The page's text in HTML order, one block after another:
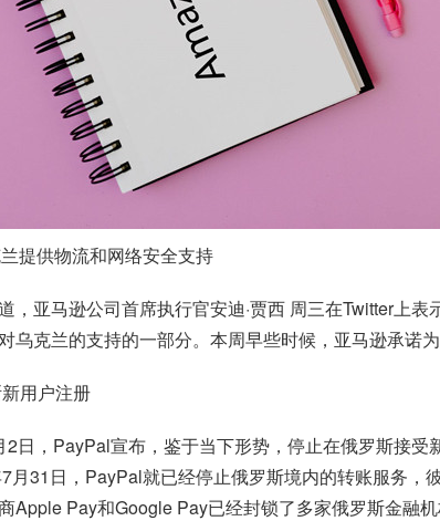
提供物流和网络安全支持
，亚马逊公司首席执行官安迪·贾西 周三在Twitter上
乌克兰的支持的一部分。本周早些时候，亚马逊承诺
用户注册
2日，PayPal宣布，鉴于当下形势，停止在俄罗斯接
月31日，PayPal就已经停止俄罗斯境内的转账服务
Apple Pay和Google Pay已经封锁了多家俄罗斯金融机